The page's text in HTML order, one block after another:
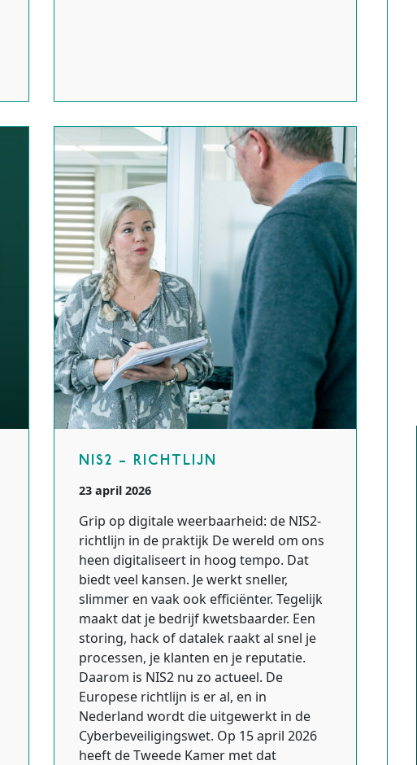
NIS2 – RICHTLIJN
23 april 2026
Grip op digitale weerbaarheid: de NIS2-
richtlijn in de praktijk De wereld om ons
heen digitaliseert in hoog tempo. Dat
biedt veel kansen. Je werkt sneller,
slimmer en vaak ook efficiënter. Tegelijk
maakt dat je bedrijf kwetsbaarder. Een
storing, hack of datalek raakt al snel je
processen, je klanten en je reputatie.
Daarom is NIS2 nu zo actueel. De
Europese richtlijn is er al, en in
Nederland wordt die uitgewerkt in de
Cyberbeveiligingswet. Op 15 april 2026
heeft de Tweede Kamer met dat